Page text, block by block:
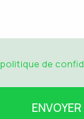
politique de
ENVOYER